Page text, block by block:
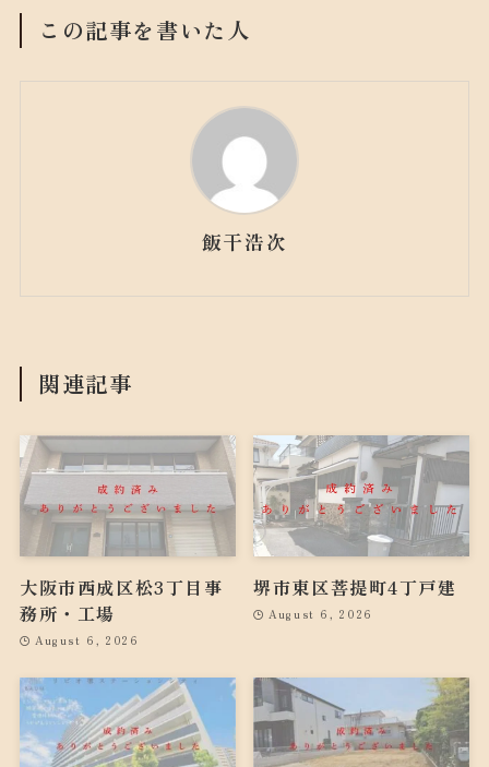
この記事を書いた人
飯干浩次
関連記事
大阪市西成区松3丁目事
務所・工場
August 6, 2026
堺市東区菩提町4丁戸建
August 6, 2026